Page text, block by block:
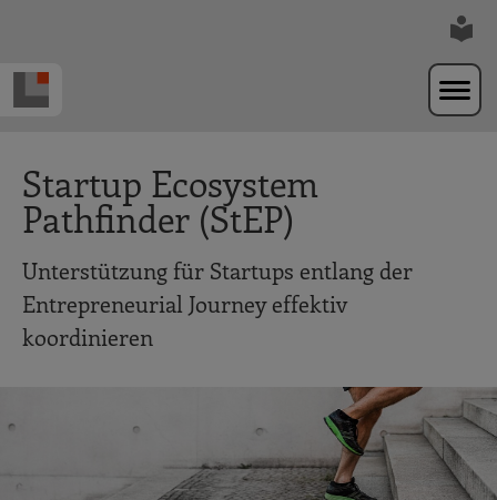
Startup Ecosystem
Pathfinder (StEP)
Unterstützung für Startups entlang der
Entrepreneurial Journey effektiv
koordinieren